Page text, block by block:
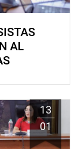
AL
13
01